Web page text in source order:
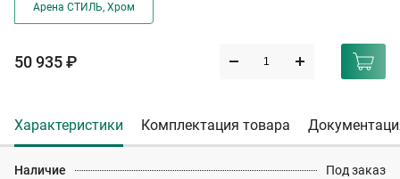
Арена СТИЛЬ, Хром
50 935 ₽
Характеристики Комплектация товара
Наличие Под заказ